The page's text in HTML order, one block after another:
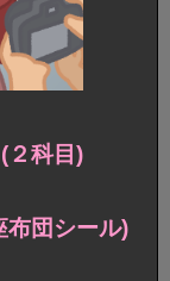
科目)
団シール)